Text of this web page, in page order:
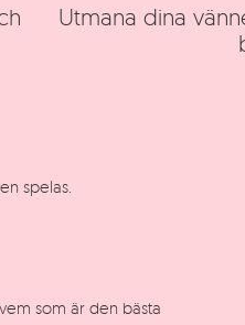
Utmana dina
spelas.
som är den bästa